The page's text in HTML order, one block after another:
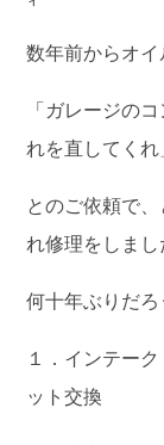
アクセス
お問い合わせ
数年前からオイ
「ガレージの
れを直してくれ
とのご依頼で
れ修理をしまし
何十年ぶりだろ
１．インテー
ット交換